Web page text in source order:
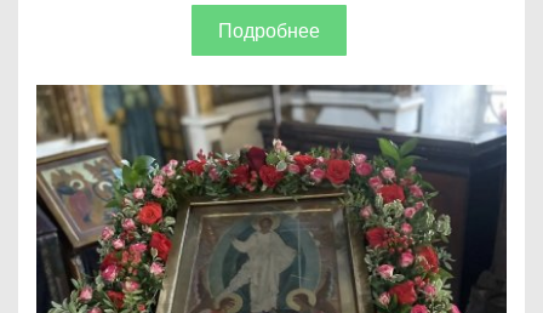
Подробнее